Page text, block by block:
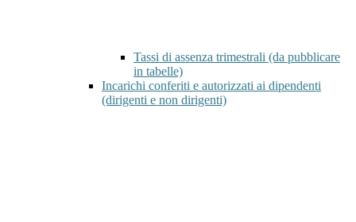
Tassi di assenza trimestrali (da pubblicare
in tabelle)
Incarichi conferiti e autorizzati ai dipendenti
(dirigenti e non dirigenti)